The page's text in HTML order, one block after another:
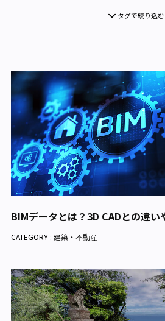
タグで絞り込む
BIMデータとは？3D CADとの違
CATEGORY : 建築・不動産